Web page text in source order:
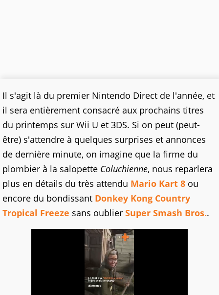
Il s'agit là du premier Nintendo Direct de l'année, et
il sera entièrement consacré aux prochains titres
du printemps sur Wii U et 3DS. Si on peut (peut-
être) s'attendre à quelques surprises et annonces
de dernière minute, on imagine que la firme du
plombier à la salopette Coluchienne, nous reparlera
plus en détails du très attendu Mario Kart 8 ou
encore du bondissant Donkey Kong Country
Tropical Freeze sans oublier Super Smash Bros..